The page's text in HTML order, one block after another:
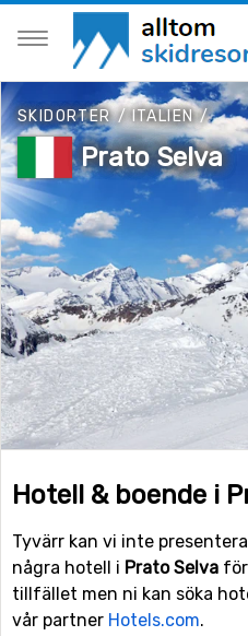
SKIDORTER/ITALIEN/
Prato Selva
Hotell & boende i
Tyvärr kan vi inte presentera
några hotell i Prato Selva för
tillfället men ni kan söka
vår partner Hotels.com.